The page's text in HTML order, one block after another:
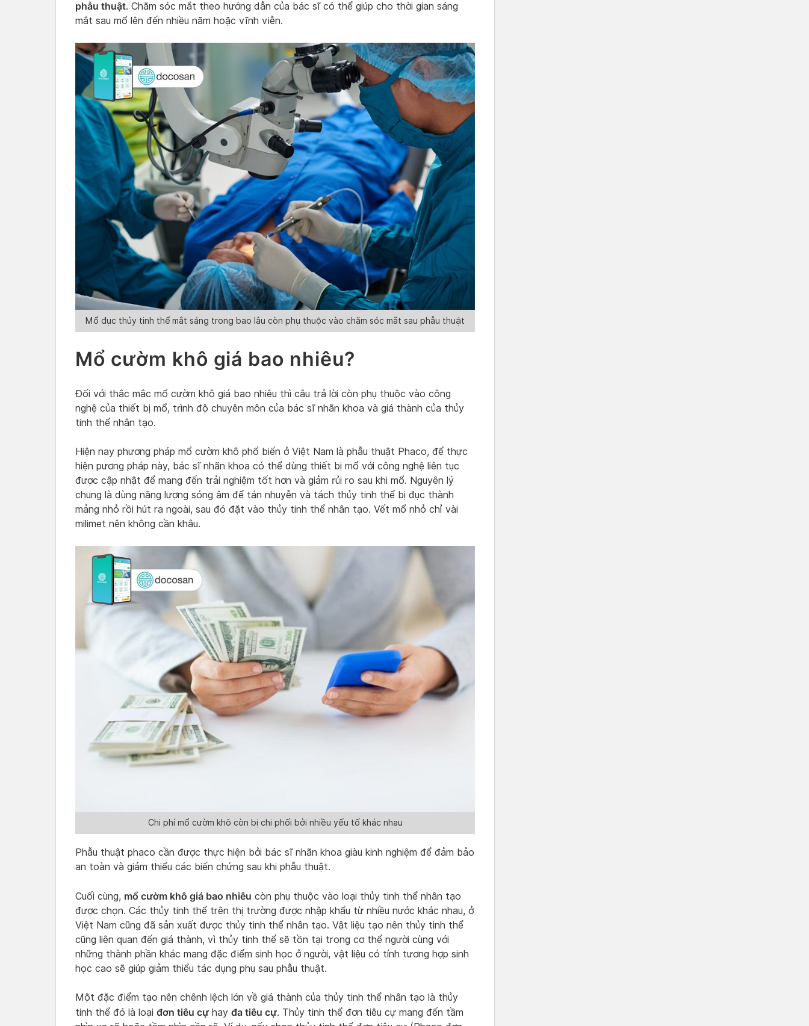
phẫu thuật. Chăm sóc mắt theo hướng dẫn của bác sĩ có thể giúp cho thời gian sáng
mắt sau mổ lên đến nhiều năm hoặc vĩnh viễn.
Mổ đục thủy tinh thể mắt sáng trong bao lâu còn phụ thuộc vào chăm sóc mắt sau phẫu thuật
Mổ cườm khô giá bao nhiêu?
Đối với thắc mắc mổ cườm khô giá bao nhiêu thì câu trả lời còn phụ thuộc vào công
nghệ của thiết bị mổ, trình độ chuyên môn của bác sĩ nhãn khoa và giá thành của thủy
tinh thể nhân tạo.
Hiện nay phương pháp mổ cườm khô phổ biến ở Việt Nam là phẫu thuật Phaco, để thực
hiện pương pháp này, bác sĩ nhãn khoa có thể dùng thiết bị mổ với công nghệ liên tục
được cập nhật để mang đến trải nghiệm tốt hơn và giảm rủi ro sau khi mổ. Nguyên lý
chung là dùng năng lượng sóng âm để tán nhuyễn và tách thủy tinh thể bị đục thành
mảng nhỏ rồi hút ra ngoài, sau đó đặt vào thủy tinh thể nhân tạo. Vết mổ nhỏ chỉ vài
milimet nên không cần khâu.
Chi phí mổ cườm khô còn bị chi phối bởi nhiều yếu tố khác nhau
Phẫu thuật phaco cần được thực hiện bởi bác sĩ nhãn khoa giàu kinh nghiệm để đảm bảo
an toàn và giảm thiểu các biến chứng sau khi phẫu thuật.
Cuối cùng, mổ cườm khô giá bao nhiêu còn phụ thuộc vào loại thủy tinh thể nhân tạo
được chọn. Các thủy tinh thể trên thị trường được nhập khẩu từ nhiều nước khác nhau, ở
Việt Nam cũng đã sản xuất được thủy tinh thể nhân tạo. Vật liệu tạo nên thủy tinh thể
cũng liên quan đến giá thành, vì thủy tinh thể sẽ tồn tại trong cơ thể người cùng với
những thành phần khác mang đặc điểm sinh học ở người, vật liệu có tính tương hợp sinh
học cao sẽ giúp giảm thiểu tác dụng phụ sau phẫu thuật.
Một đặc điểm tạo nên chênh lệch lớn về giá thành của thủy tinh thể nhân tạo là thủy
tinh thể đó là loại đơn tiêu cự hay đa tiêu cự. Thủy tinh thể đơn tiêu cự mang đến tầm